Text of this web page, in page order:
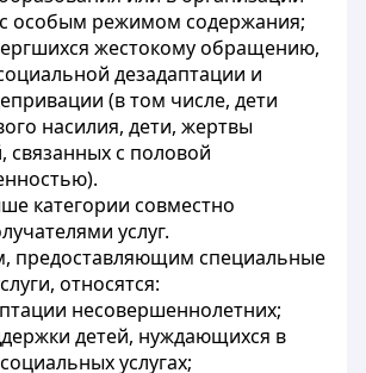
особым режимом содержания;
жестокому обращению,
дезадаптации и
(в том числе, дети
насилия, дети, жертвы
связанных с половой
категории совместно
услуг.
предоставляющим специальные
относятся:
несовершеннолетних;
детей, нуждающихся в
услугах;